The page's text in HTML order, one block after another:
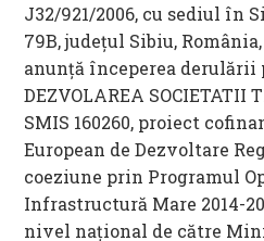
J32/921/2006, cu sediul în
79B, județul Sibiu,
anunţă începerea derulării
DEZVOLAREA SOCIETATII
SMIS 160260, proiect
European de Dezvoltare
coeziune prin Programul
Infrastructură Mare 2014-
nivel național de către